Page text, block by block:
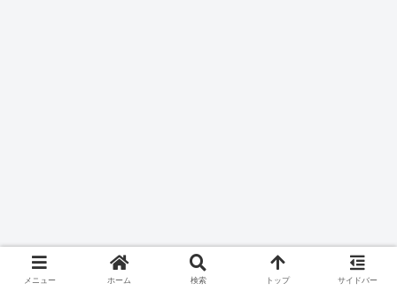
メニュー ホーム 検索 トップ サイドバー